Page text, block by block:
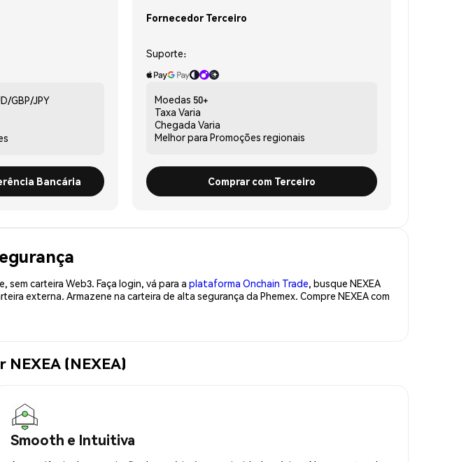
GBP/JPY
Bancária
Fornecedor Terceiro
Suporte:
Moedas 50+
Taxa Varia
Chegada Varia
Melhor para Promoções regionais
Comprar com Terceiro
carteira Web3. Faça login, vá para a plataforma Onchain Trade, busque NEXEA
externa. Armazene na carteira de alta segurança da Phemex. Compre NEXEA com
NEXEA (NEXEA)
Smooth e Intuitiva